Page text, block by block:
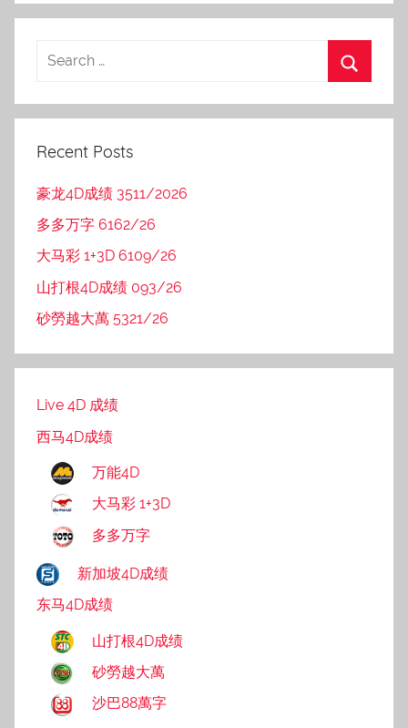
Recent Posts
豪龙4D成绩 3511/2026
多多万字 6162/26
大马彩 1+3D 6109/26
山打根4D成绩 093/26
砂勞越大萬 5321/26
Live 4D 成绩
西马4D成绩
万能4D
大马彩 1+3D
多多万字
新加坡4D成绩
东马4D成绩
山打根4D成绩
砂勞越大萬
沙巴88萬字